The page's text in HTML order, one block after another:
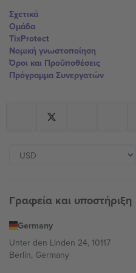
Σχετικά
Ομάδα
TixProtect
Νομική γνωστοποίηση
Όροι και Προΰποθέσεις
Πρόγραμμα Συνεργατών
Γραφεία και υποστήριξη
Germany
Unter den Linden 24, 10117
Berlin, Germany